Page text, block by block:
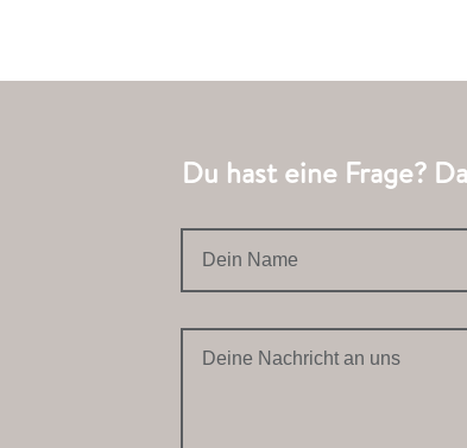
Du hast eine Frage?